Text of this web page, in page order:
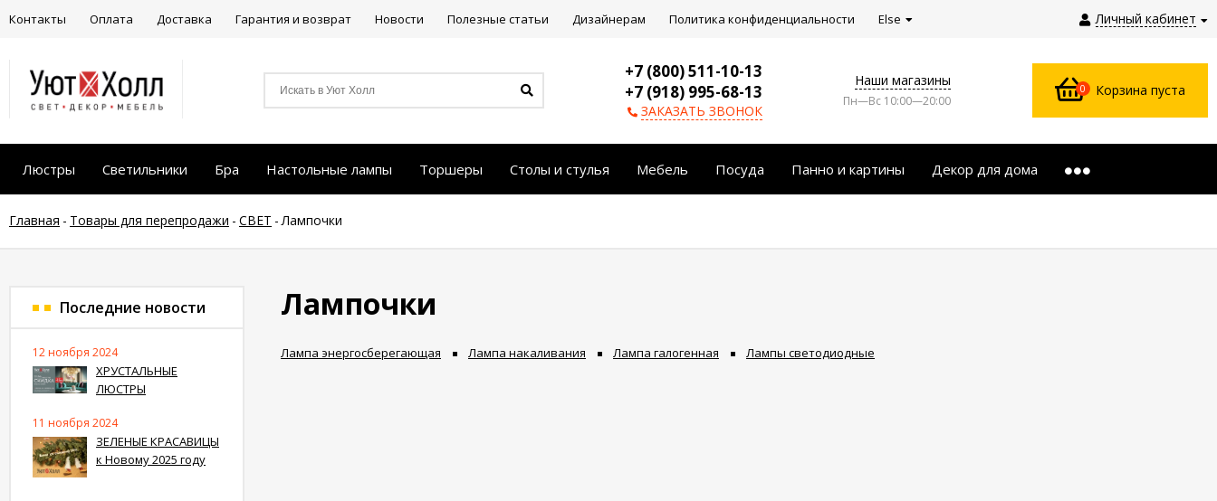
Личный кабинет
Контакты Оплата Доставка Гарантия и возврат Новости Полезные статьи Дизайнерам Политика конфиденциальности Else
+7 (800) 511-10-13
+7 (918) 995-68-13
ЗАКАЗАТЬ ЗВОНОК
Наши магазины
Пн—Вс 10:00—20:00
0 Корзина пуста
Люстры Светильники Бра Настольные лампы Торшеры Столы и стулья Мебель Посуда Панно и картины Декор для дома
Главная - Товары для перепродажи - СВЕТ - Лампочки
Лампочки
Лампа энергосберегающая Лампа накаливания Лампа галогенная Лампы светодиодные
Последние новости
12 ноября 2024
ХРУСТАЛЬНЫЕ
ЛЮСТРЫ
11 ноября 2024
ЗЕЛЕНЫЕ КРАСАВИЦЫ
к Новому 2025 году